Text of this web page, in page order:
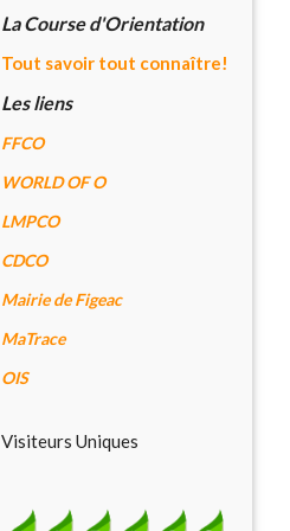
La Course d'Orientation
Tout savoir tout connaître!
Les liens
FFCO
WORLD OF O
LMPCO
CDCO
Mairie de Figeac
MaTrace
OIS
Visiteurs Uniques